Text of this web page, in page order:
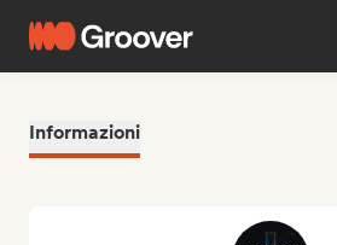
Informazioni